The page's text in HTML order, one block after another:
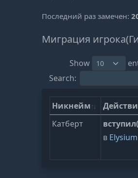
Последний раз замечен:
Миграция
Show
Search:
Никнейм
Катберт
в Elysium